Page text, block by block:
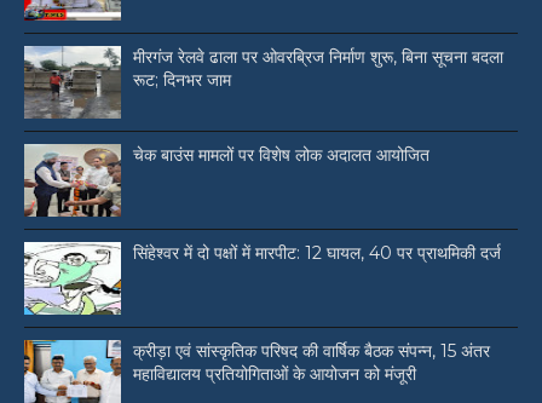
मीरगंज रेलवे ढाला पर ओवरब्रिज निर्माण शुरू, बिना सूचना बदला
रूट; दिनभर जाम
चेक बाउंस मामलों पर विशेष लोक अदालत आयोजित
सिंहेश्वर में दो पक्षों में मारपीट: 12 घायल, 40 पर प्राथमिकी दर्ज
क्रीड़ा एवं सांस्कृतिक परिषद की वार्षिक बैठक संपन्न, 15 अंतर
महाविद्यालय प्रतियोगिताओं के आयोजन को मंजूरी